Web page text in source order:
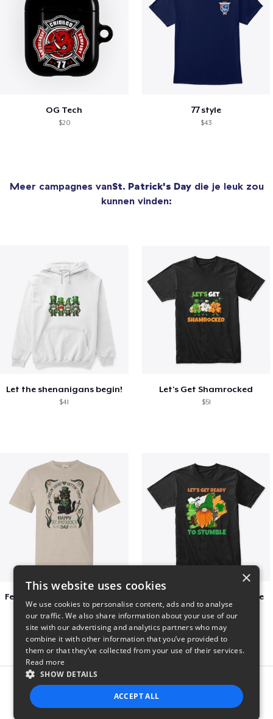
OG Tech
$20
77 style
$43
Meer campagnes vanSt. Patrick's Daydie je leuk zou
kunnen vinden:
Let the shenanigans begin!
$41
Let's Get Shamrocked
$51
$23
Let's Get Ready To Stumble
$29
Report this product
×
This website uses cookies
We use cookies to personalise content, ads and to analyse
our traffic. We also share information about your use of our
site with our advertising and analytics partners who may
combine it with other information that you’ve provided to
them or that they’ve collected from your use of their services.
Read more
SHOW DETAILS
ACCEPT ALL